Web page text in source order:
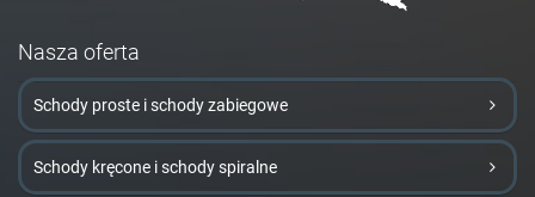
Nasza oferta
Schody proste i schody zabiegowe
Schody kręcone i schody spiralne